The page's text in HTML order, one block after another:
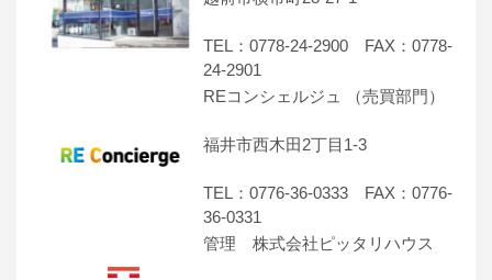
TEL：0778-24-2900 FAX：0778-
24-2901
REコンシェルジュ （売買部門）
福井市西木田2丁目1-3
TEL：0776-36-0333 FAX：0776-
36-0331
管理 株式会社ピッタリハウス